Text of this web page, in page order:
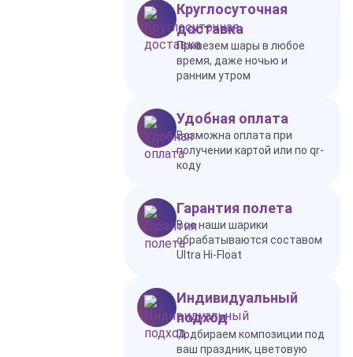
Круглосуточная
доставка
Привезем шары в любое
время, даже ночью и
ранним утром
Удобная оплата
Возможна оплата при
получении картой или по qr-
коду
Гарантия полета
Все наши шарики
обрабатываются составом
Ultra Hi-Float
Индивидуальный
подход
Подбираем композиции под
ваш праздник, цветовую